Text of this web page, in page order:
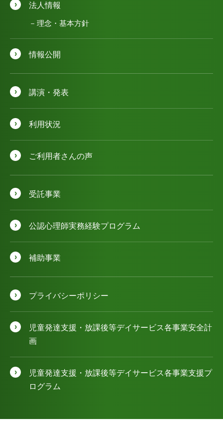
法人情報
理念・基本方針
情報公開
講演・発表
利用状況
ご利用者さんの声
受託事業
公認⼼理師実務経験プログラム
補助事業
プライバシーポリシー
児童発達⽀援・放課後等デイサービス各事業安全計
画
児童発達⽀援・放課後等デイサービス各事業⽀援プ
ログラム